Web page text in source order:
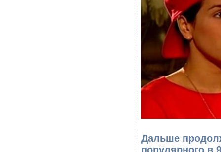
Дальше
популярного в